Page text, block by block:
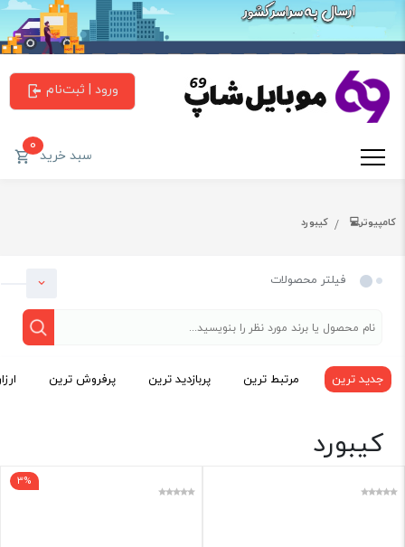
ورود | ثبت‌نام
سبد خرید0
کامپیوتر💻 کیبورد
فیلتر محصولات
دسته بندی
کامپیوتر💻
جدید ترین مرتبط ترین پربازدید ترین پرفروش ترین
کیبورد
3%